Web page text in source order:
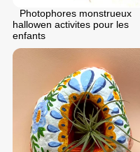
Photophores monstrueux
hallowen activites pour les
enfants